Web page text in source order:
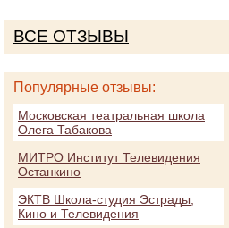
ВСЕ ОТЗЫВЫ
Популярные отзывы:
Московская театральная школа
Олега Табакова
МИТРО Институт Телевидения
Останкино
ЭКТВ Школа-студия Эстрады,
Кино и Телевидения